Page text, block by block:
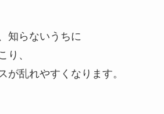
知らないうちに
り、
が乱れやすくなります。